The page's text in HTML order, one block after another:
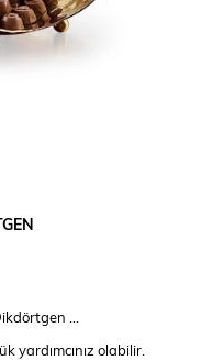
...
yardımcınız olabilir.